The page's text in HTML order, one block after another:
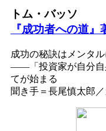
トム・バッソ
『成功者への道』
成功の秘訣はメンタル
――「投資家が自分自
てが始まる
聞き手＝長尾慎太郎